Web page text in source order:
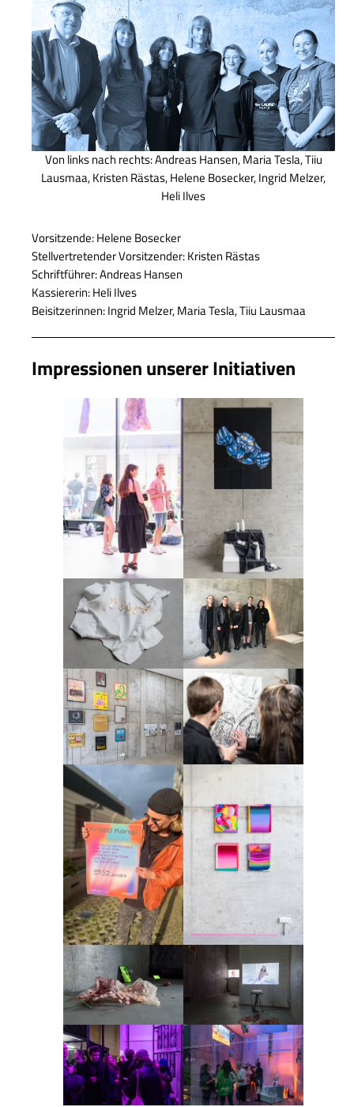
Von links nach rechts: Andreas Hansen, Maria Tesla, Tiiu
Lausmaa, Kristen Rästas, Helene Bosecker, Ingrid Melzer,
Heli Ilves
Vorsitzende: Helene Bosecker
Stellvertretender Vorsitzender: Kristen Rästas
Schriftführer: Andreas Hansen
Kassiererin: Heli Ilves
Beisitzerinnen: Ingrid Melzer, Maria Tesla, Tiiu Lausmaa
Impressionen unserer Initiativen